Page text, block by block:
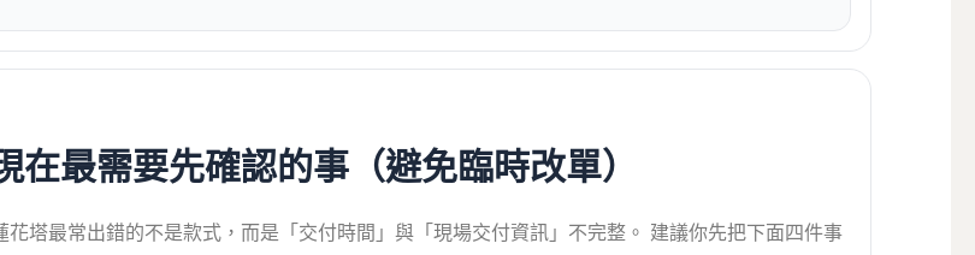
在最需要先確認的事（避免臨時改單）
花塔最常出錯的不是款式，而是「交付時間」與「現場交付資訊」不完整。 建議你先把下面四件事